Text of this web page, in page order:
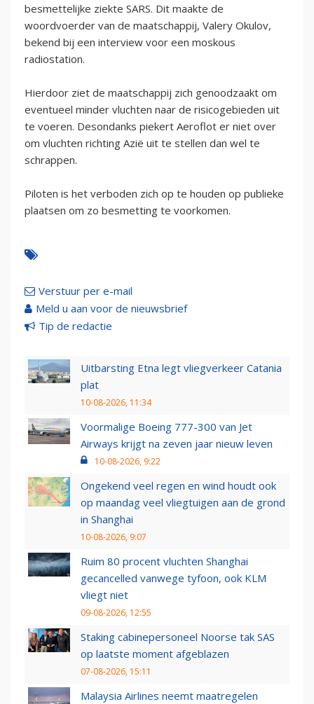
besmettelijke ziekte SARS. Dit maakte de
woordvoerder van de maatschappij, Valery Okulov,
bekend bij een interview voor een moskous
radiostation.
Hierdoor ziet de maatschappij zich genoodzaakt om
eventueel minder vluchten naar de risicogebieden uit
te voeren. Desondanks piekert Aeroflot er niet over
om vluchten richting Azië uit te stellen dan wel te
schrappen.
Piloten is het verboden zich op te houden op publieke
plaatsen om zo besmetting te voorkomen.
Verstuur per e-mail
Meld u aan voor de nieuwsbrief
Tip de redactie
Uitbarsting Etna legt vliegverkeer Catania
plat
10-08-2026, 11:34
Voormalige Boeing 777-300 van Jet
Airways krijgt na zeven jaar nieuw leven
10-08-2026, 9:22
Ongekend veel regen en wind houdt ook
op maandag veel vliegtuigen aan de grond
in Shanghai
10-08-2026, 9:07
Ruim 80 procent vluchten Shanghai
gecancelled vanwege tyfoon, ook KLM
vliegt niet
09-08-2026, 12:55
Staking cabinepersoneel Noorse tak SAS
op laatste moment afgeblazen
07-08-2026, 15:11
Malaysia Airlines neemt maatregelen